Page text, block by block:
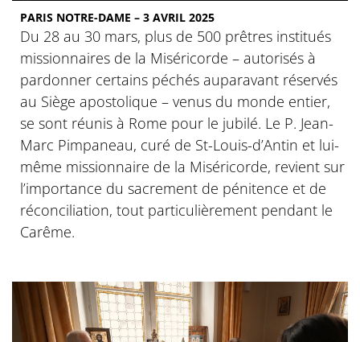
PARIS NOTRE-DAME – 3 AVRIL 2025
Du 28 au 30 mars, plus de 500 prêtres institués
missionnaires de la Miséricorde – autorisés à
pardonner certains péchés auparavant réservés
au Siège apostolique – venus du monde entier,
se sont réunis à Rome pour le jubilé. Le P. Jean-
Marc Pimpaneau, curé de St-Louis-d’Antin et lui-
même missionnaire de la Miséricorde, revient sur
l’importance du sacrement de pénitence et de
réconciliation, tout particulièrement pendant le
Carême.